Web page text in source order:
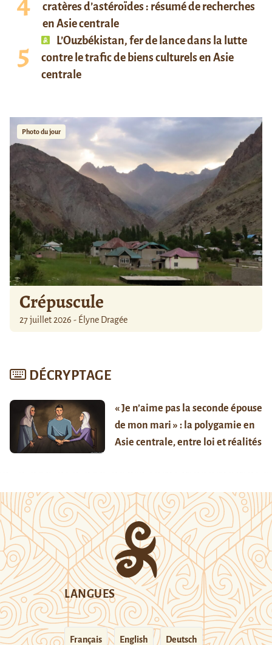
cratères d’astéroïdes : résumé de recherches
en Asie centrale
L’Ouzbékistan, fer de lance dans la lutte
contre le trafic de biens culturels en Asie
centrale
Photo du jour
Crépuscule
27 juillet 2026 - Élyne Dragée
DÉCRYPTAGE
« Je n’aime pas la seconde épouse
de mon mari » : la polygamie en
Asie centrale, entre loi et réalités
LANGUES
Français English Deutsch